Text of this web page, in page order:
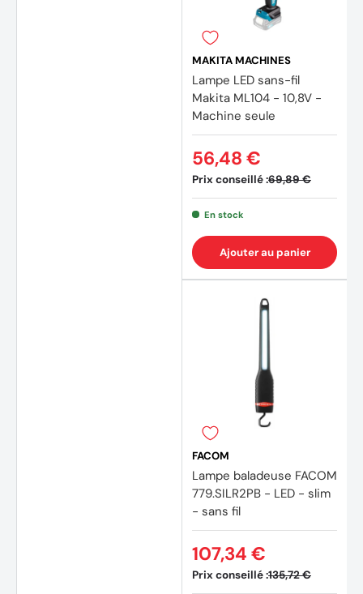
MAKITA MACHINES
Lampe LED sans-fil
Makita ML104 - 10,8V -
Machine seule
Prix conseillé :69,89 €
56,48 €
En stock
Ajouter au panier
FACOM
Lampe baladeuse FACOM
779.SILR2PB - LED - slim
- sans fil
Prix conseillé :135,72 €
107,34 €